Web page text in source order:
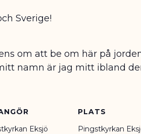
Sverige!
om att be om här på
namn är jag mitt ibland
Eksjö
PLATS
Pingstkyrkan